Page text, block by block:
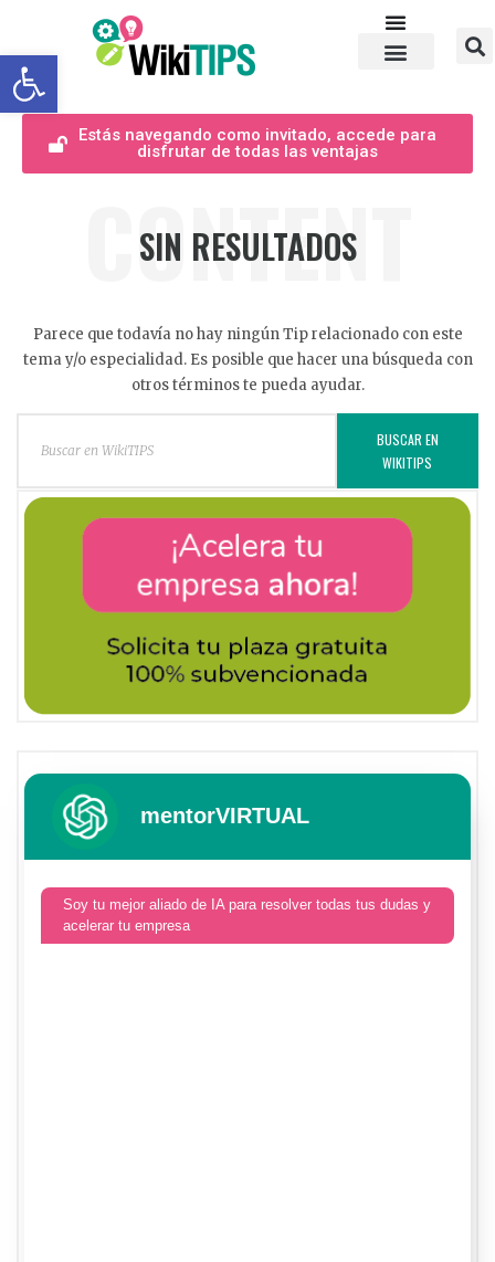
Abrir barra de herramientas
Estás navegando como invitado, accede para
disfrutar de todas las ventajas
CONTENT
SIN RESULTADOS
Parece que todavía no hay ningún Tip relacionado con este
tema y/o especialidad. Es posible que hacer una búsqueda con
otros términos te pueda ayudar.
BUSCAR EN
WIKITIPS
mentorVIRTUAL
Soy tu mejor aliado de IA para resolver todas tus dudas y
acelerar tu empresa